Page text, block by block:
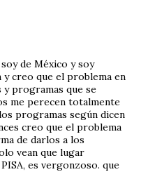
de México y soy
creo que el problema en
y programas que se
me perecen totalmente
programas según dicen
creo que el problema
de darlos a los
vean que lugar
es vergonzoso. que